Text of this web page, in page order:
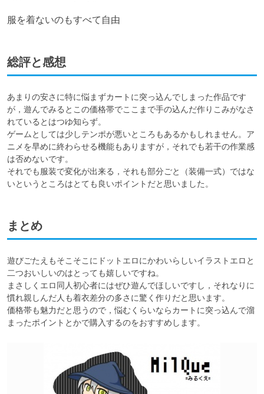
服を着ないのもすべて自由
総評と感想
あまりの安さに特に悩まずカートに突っ込んでしまった作品です
が，遊んでみるとこの価格帯でここまで手の込んだ作りこみがなさ
れているとはつゆ知らず。
ゲームとしては少しテンポが悪いところもあるかもしれません。ア
ニメを早めに終わらせる機能もありますが，それでも若干の作業感
は否めないです。
それでも服装で変化が出来る，それも部分ごと（装備一式）ではな
いというところはとても良いポイントだと思いました。
まとめ
遊びごたえもそこそこにドットエロにかわいらしいイラストエロと
二つおいしいのはとっても嬉しいですね。
まさしくエロ同人初心者にはぜひ遊んでほしいですし，それなりに
慣れ親しんだ人も着衣差分の多さに驚く作りだと思います。
価格帯も魅力だと思うので，悩むくらいならカートに突っ込んで溜
まったポイントとかで購入するのをおすすめします。